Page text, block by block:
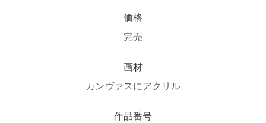
価格
完売
画材
カンヴァスにアクリル
作品番号